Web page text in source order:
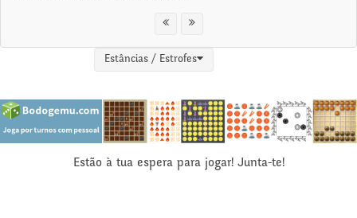
Estâncias / Estrofes
Estão à tua espera para jogar! Junta-te!